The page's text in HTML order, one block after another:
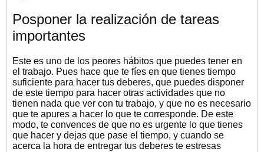
Posponer la realización de tareas
importantes
Este es uno de los peores hábitos que puedes tener en
el trabajo. Pues hace que te fíes en que tienes tiempo
suficiente para hacer tus deberes, que puedes disponer
de este tiempo para hacer otras actividades que no
tienen nada que ver con tu trabajo, y que no es necesario
que te apures a hacer lo que te corresponde. De este
modo, te convences de que no es urgente lo que tienes
que hacer y dejas que pase el tiempo, y cuando se
acerca la hora de entregar tus deberes te estresas